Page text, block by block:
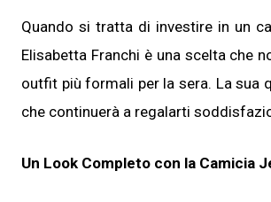
Quando si tratta di investire in un
Elisabetta Franchi è una scelta che
outfit più formali per la sera. La sua
che continuerà a regalarti
Un Look Completo con la Camicia